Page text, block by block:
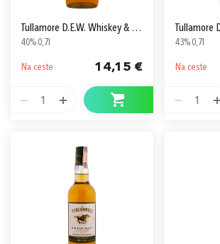
Tullamore D.E.W. Whiskey & Meat
40% 0,7l
Na ceste 14,15 €
1
43% 0,7l
Na ceste
1